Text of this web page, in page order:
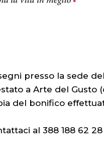
presso la sede
a Arte del Gusto
del bonifico
al 388 188 62